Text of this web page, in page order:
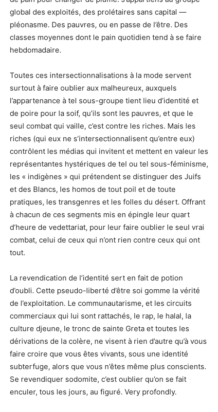
global des exploités, des prolétaires sans capital —
pléonasme. Des pauvres, ou en passe de l’être. Des
classes moyennes dont le pain quotidien tend à se faire
hebdomadaire.
Toutes ces intersectionnalisations à la mode servent
surtout à faire oublier aux malheureux, auxquels
l’appartenance à tel sous-groupe tient lieu d’identité et
de poire pour la soif, qu’ils sont les pauvres, et que le
seul combat qui vaille, c’est contre les riches. Mais les
riches (qui eux ne s’intersectionnalisent qu’entre eux)
contrôlent les médias qui invitent et mettent en valeur les
représentantes hystériques de tel ou tel sous-féminisme,
les « indigènes » qui prétendent se distinguer des Juifs
et des Blancs, les homos de tout poil et de toute
pratiques, les transgenres et les folles du désert. Offrant
à chacun de ces segments mis en épingle leur quart
d’heure de vedettariat, pour leur faire oublier le seul vrai
combat, celui de ceux qui n’ont rien contre ceux qui ont
tout.
La revendication de l’identité sert en fait de potion
d’oubli. Cette pseudo-liberté d’être soi gomme la vérité
de l’exploitation. Le communautarisme, et les circuits
commerciaux qui lui sont rattachés, le rap, le halal, la
culture djeune, le tronc de sainte Greta et toutes les
dérivations de la colère, ne visent à rien d’autre qu’à vous
faire croire que vous êtes vivants, sous une identité
subterfuge, alors que vous n’êtes même plus conscients.
Se revendiquer sodomite, c’est oublier qu’on se fait
enculer, tous les jours, au figuré. Very profondly.